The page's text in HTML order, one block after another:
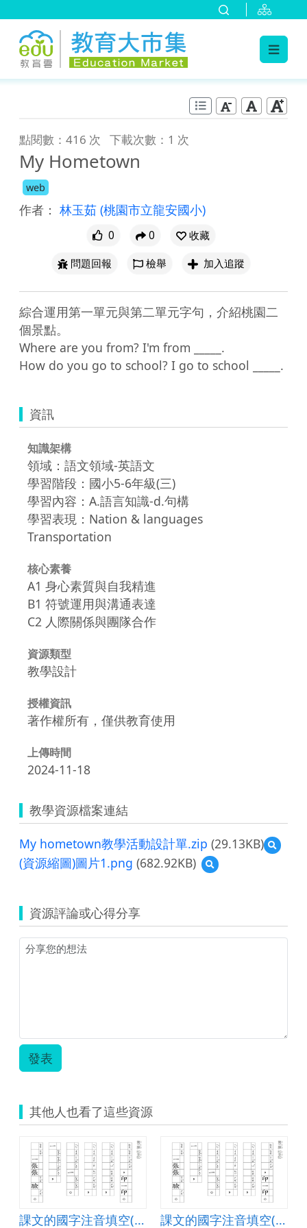
點閱數：416 次 下載次數：1 次
My Hometown
web
作者： 林玉茹 (桃園市立龍安國小)
0 0
收藏
問題回報
檢舉 加入追蹤
綜合運用第一單元與第二單元字句，介紹桃園二
個景點。
Where are you from? I'm from _____.
How do you go to school? I go to school _____.
資訊
知識架構
領域：語文領域-英語文
學習階段：國小5-6年級(三)
學習內容：A.語言知識-d.句構
學習表現：Nation & languages
Transportation
核心素養
A1 身心素質與自我精進
B1 符號運用與溝通表達
C2 人際關係與團隊合作
資源類型
教學設計
授權資訊
著作權所有，僅供教育使用
上傳時間
2024-11-18
教學資源檔案連結
My hometown教學活動設計單.zip (29.13KB)
預
覽
動
(資源縮圖)圖片1.png (682.92KB)
預
覽
圖)
圖
資源評論或心得分享
發表
其他人也看了這些資源
課文的國字注音填空(南一第一冊國語) 課文的國字注音填空(南一第一冊國語)